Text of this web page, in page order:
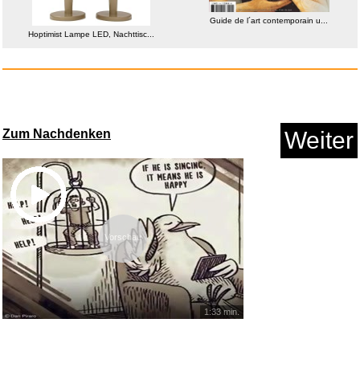
Hoptimist Lampe LED, Nachttisc...
Guide de l´art contemporain u...
Zum Nachdenken Weiter
Vorschau
1:33 min.